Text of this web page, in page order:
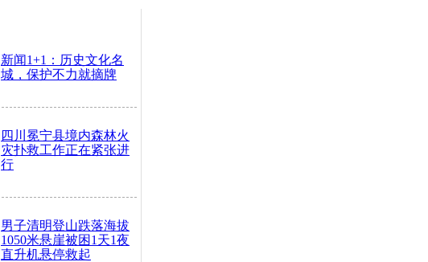
新闻1+1：历史文化名
城，保护不力就摘牌
四川冕宁县境内森林火
灾扑救工作正在紧张进
行
男子清明登山跌落海拔
1050米悬崖被困1天1夜
直升机悬停救起